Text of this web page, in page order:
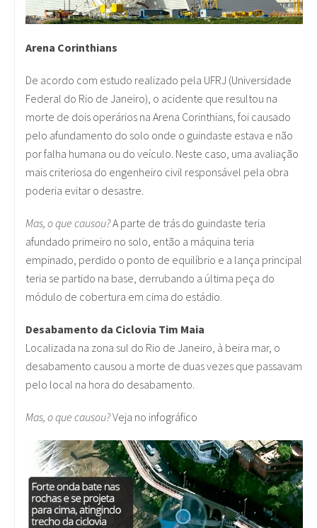
Arena Corinthians
De acordo com estudo realizado pela UFRJ (Universidade
Federal do Rio de Janeiro), o acidente que resultou na
morte de dois operários na Arena Corinthians, foi causado
pelo afundamento do solo onde o guindaste estava e não
por falha humana ou do veículo. Neste caso, uma avaliação
mais criteriosa do engenheiro civil responsável pela obra
poderia evitar o desastre.
Mas, o que causou?A parte de trás do guindaste teria
afundado primeiro no solo, então a máquina teria
empinado, perdido o ponto de equilíbrio e a lança principal
teria se partido na base, derrubando a última peça do
módulo de cobertura em cima do estádio.
Desabamento da Ciclovia Tim Maia
Localizada na zona sul do Rio de Janeiro, à beira mar, o
desabamento causou a morte de duas vezes que passavam
pelo local na hora do desabamento.
Mas, o que causou?Veja no infográfico